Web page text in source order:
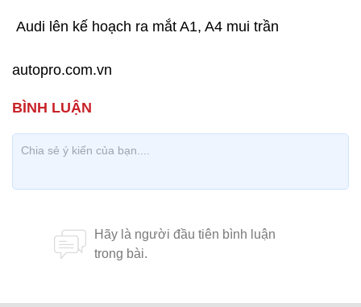
Audi lên kế hoạch ra mắt A1, A4 mui trần
autopro.com.vn